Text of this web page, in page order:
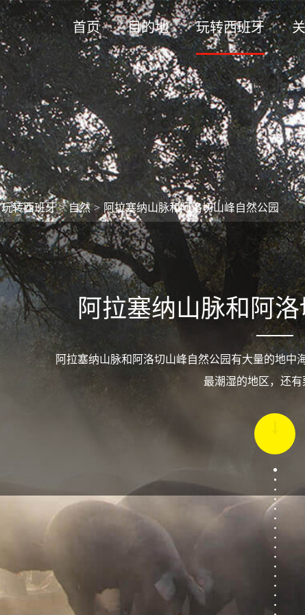
首页 目的地 玩转西班牙
玩转西班牙 > 自然 > 阿拉塞纳山脉和阿洛切山峰自然公园
阿拉塞纳山脉和阿
阿拉塞纳山脉和阿洛切山峰自然公园有大量的地中
最潮湿的地区，还有